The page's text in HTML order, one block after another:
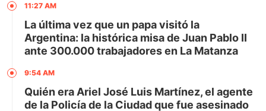
11:27 AM
La última vez que un papa visitó la
Argentina: la histórica misa de Juan Pablo II
ante 300.000 trabajadores en La Matanza
9:54 AM
Quién era Ariel José Luis Martínez, el agente
de la Policía de la Ciudad que fue asesinado